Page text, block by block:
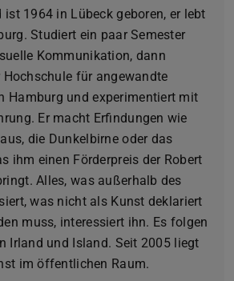
1964 in Lübeck geboren, er lebt
Studiert ein paar Semester
Kommunikation, dann
für angewandte
Hamburg und experimentiert mit
Er macht Erfindungen wie
die Dunkelbirne oder das
ihm einen Förderpreis der Robert
Alles, was außerhalb des
was nicht als Kunst deklariert
muss, interessiert ihn. Es folgen
Irland und Island. Seit 2005 liegt
im öffentlichen Raum.